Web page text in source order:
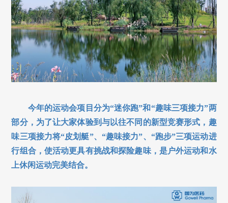
今年的运动会项目分为“迷你跑”和“趣味三项接力”两
部分，为了让大家体验到与以往不同的新型竞赛形式，趣
味三项接力将“皮划艇”、“趣味接力”、“跑步”三项运动进
行组合，使活动更具有挑战和探险趣味，是户外运动和水
上休闲运动完美结合。